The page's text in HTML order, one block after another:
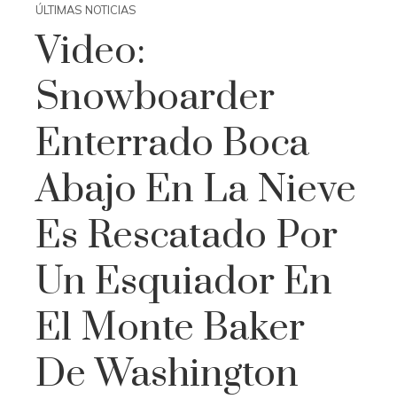
ÚLTIMAS NOTICIAS
Video:
Snowboarder
Enterrado Boca
Abajo En La Nieve
Es Rescatado Por
Un Esquiador En
El Monte Baker
De Washington